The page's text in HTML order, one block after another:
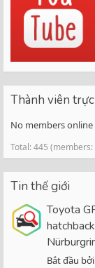
Thành viên
No members online
Total: 445
Tin thế giới
Toyota
Bắt đầu